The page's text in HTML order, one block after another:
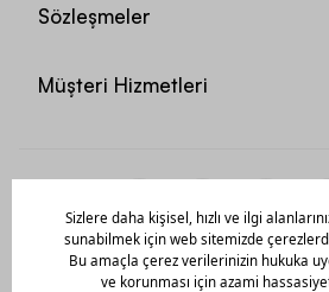
Sözleşmeler
Müşteri Hizmetleri